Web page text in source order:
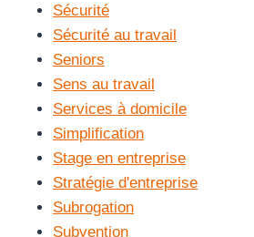
Sécurité
Sécurité au travail
Seniors
Sens au travail
Services à domicile
Simplification
Stage en entreprise
Stratégie d'entreprise
Subrogation
Subvention